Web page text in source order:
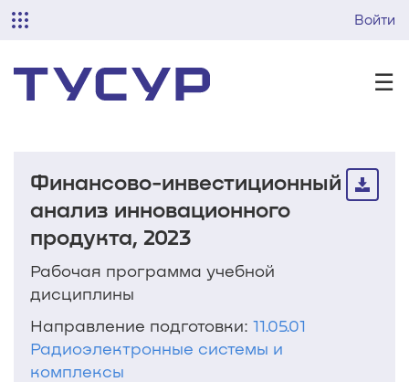
Войти
☰
Финансово-инвестиционный
анализ инновационного
продукта, 2023
Рабочая программа учебной
дисциплины
Направление подготовки: 11.05.01
Радиоэлектронные системы и
комплексы